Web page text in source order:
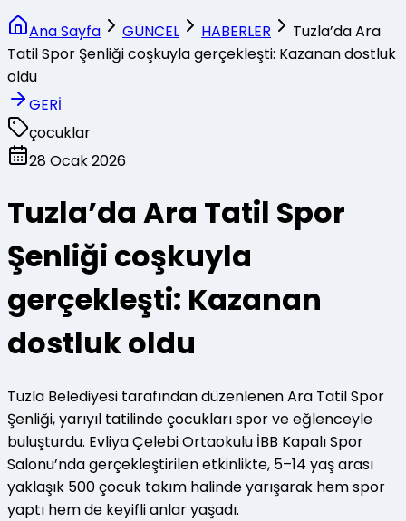
Ana Sayfa GÜNCEL HABERLER
Tuzla’da Ara
Tatil Spor Şenliği coşkuyla gerçekleşti: Kazanan dostluk
oldu
GERİ
çocuklar
28 Ocak 2026
Tuzla’da Ara Tatil Spor
Şenliği coşkuyla
gerçekleşti: Kazanan
dostluk oldu
Tuzla Belediyesi tarafından düzenlenen Ara Tatil Spor
Şenliği, yarıyıl tatilinde çocukları spor ve eğlenceyle
buluşturdu. Evliya Çelebi Ortaokulu İBB Kapalı Spor
Salonu’nda gerçekleştirilen etkinlikte, 5–14 yaş arası
yaklaşık 500 çocuk takım halinde yarışarak hem spor
yaptı hem de keyifli anlar yaşadı.